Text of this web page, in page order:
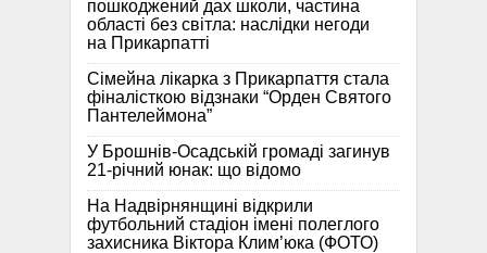
пошкоджений дах школи, частина
області без світла: наслідки негоди
на Прикарпатті
Сімейна лікарка з Прикарпаття стала
фіналісткою відзнаки “Орден Святого
Пантелеймона”
У Брошнів-Осадській громаді загинув
21-річний юнак: що відомо
На Надвірнянщині відкрили
футбольний стадіон імені полеглого
захисника Віктора Клим’юка (ФОТО)